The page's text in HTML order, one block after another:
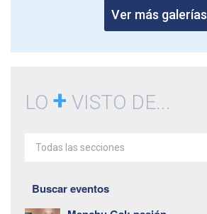
Ver más galerías
LO + VISTO DE...
Todas las secciones
Buscar eventos